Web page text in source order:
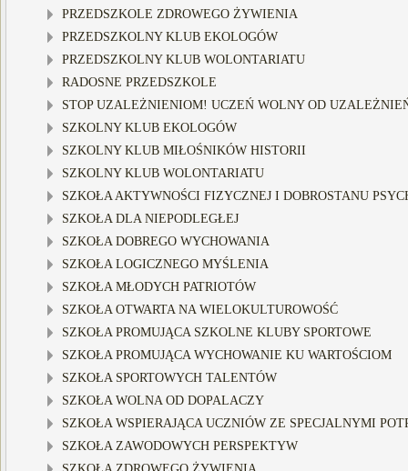
PRZEDSZKOLE ZDROWEGO ŻYWIENIA
PRZEDSZKOLNY KLUB EKOLOGÓW
PRZEDSZKOLNY KLUB WOLONTARIATU
RADOSNE PRZEDSZKOLE
STOP UZALEŻNIENIOM! UCZEŃ WOLNY OD
SZKOLNY KLUB EKOLOGÓW
SZKOLNY KLUB MIŁOŚNIKÓW HISTORII
SZKOLNY KLUB WOLONTARIATU
SZKOŁA AKTYWNOŚCI FIZYCZNEJ I DOBROSTANU
SZKOŁA DLA NIEPODLEGŁEJ
SZKOŁA DOBREGO WYCHOWANIA
SZKOŁA LOGICZNEGO MYŚLENIA
SZKOŁA MŁODYCH PATRIOTÓW
SZKOŁA OTWARTA NA WIELOKULTUROWOŚĆ
SZKOŁA PROMUJĄCA SZKOLNE KLUBY SPORTOWE
SZKOŁA PROMUJĄCA WYCHOWANIE KU WARTOŚCIOM
SZKOŁA SPORTOWYCH TALENTÓW
SZKOŁA WOLNA OD DOPALACZY
SZKOŁA WSPIERAJĄCA UCZNIÓW ZE SPECJALNYMI
SZKOŁA ZAWODOWYCH PERSPEKTYW